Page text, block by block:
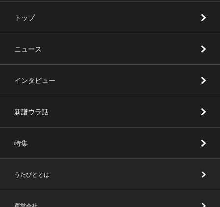
トップ
ニュース
インタビュー
新譜ウラ話
特集
うたびととは